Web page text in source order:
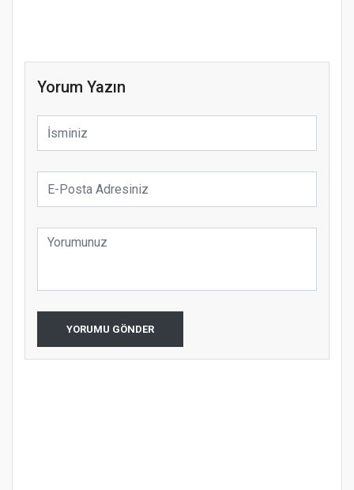
Yorum Yazın
YORUMU GÖNDER